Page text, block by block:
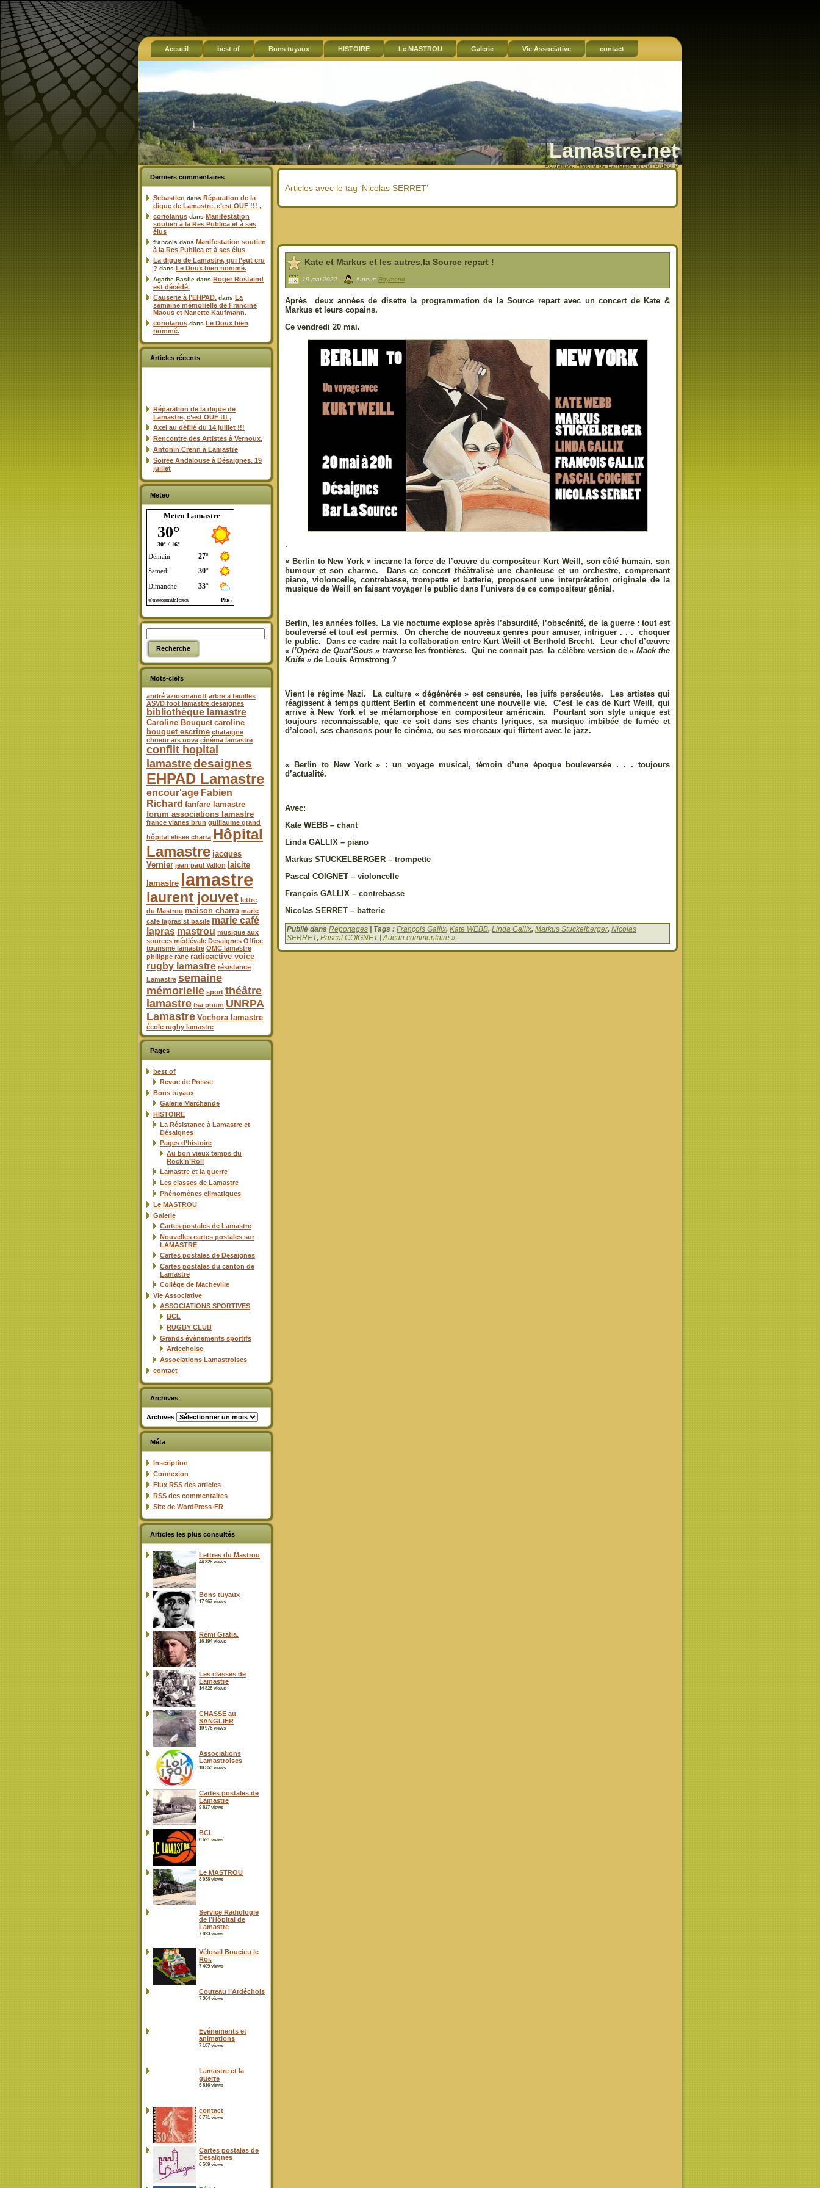
Accueil best of Bons tuyaux HISTOIRE Le MASTROU Galerie Vie Associative contact
Lamastre.net
Actualités, Histoire de Lamastre et de l'Ardèche
Derniers commentaires
Sebastien dans Réparation de la
digue de Lamastre, c’est OUF !!! ,
coriolanus dans Manifestation
soutien à la Res Publica et à ses
élus
francois dans Manifestation soutien
à la Res Publica et à ses élus
La digue de Lamastre, qui l’eut cru
? dans Le Doux bien nommé.
Agathe Basile dans Roger Rostaind
est décédé.
Causerie à l’EHPAD. dans La
semaine mémorielle de Francine
Maous et Nanette Kaufmann.
coriolanus dans Le Doux bien
nommé.
Articles récents
Réparation de la digue de
Lamastre, c’est OUF !!! ,
Axel au défilé du 14 juillet !!!
Rencontre des Artistes à Vernoux.
Antonin Crenn à Lamastre
Soirée Andalouse à Désaignes. 19
juillet
Meteo
Meteo Lamastre
Mots-clefs
andré aziosmanoff arbre a feuilles
ASVD foot lamastre desaignes
bibliothèque lamastre
Caroline Bouquet caroline
bouquet escrime chataigne
choeur ars nova cinéma lamastre
conflit hopital
lamastredesaignes
EHPAD Lamastre
encour'age Fabien
Richard fanfare lamastre
forum associations lamastre
france vianes brun guillaume grand
hôpital elisee charra Hôpital
Lamastre jacques
Vernier jean paul Vallon
laicite
lamastre lamastre
laurent jouvet lettre
du Mastrou maison charra marie
cafe lapras st basile marie café
lapras mastrou musique aux
sources médiévale Desaignes Office
tourisme lamastre OMC lamastre
philippe ranc radioactive voice
rugby lamastre résistance
Lamastre semaine
mémorielle sport théâtre
lamastre tsa poum UNRPA
Lamastre Vochora lamastre
école rugby lamastre
Pages
best of
Revue de Presse
Bons tuyaux
Galerie Marchande
HISTOIRE
La Résistance à Lamastre et
Désaignes
Pages d’histoire
Au bon vieux temps du
Rock’n’Roll
Lamastre et la guerre
Les classes de Lamastre
Phénomènes climatiques
Le MASTROU
Galerie
Cartes postales de Lamastre
Nouvelles cartes postales sur
LAMASTRE
Cartes postales de Desaignes
Cartes postales du canton de
Lamastre
Collège de Macheville
Vie Associative
ASSOCIATIONS SPORTIVES
BCL
RUGBY CLUB
Grands évènements sportifs
Ardechoise
Associations Lamastroises
contact
Archives
Archives
Méta
Inscription
Connexion
Flux RSS des articles
RSS des commentaires
Site de WordPress-FR
Articles les plus consultés
Lettres du Mastrou
44 325 views
Bons tuyaux
17 967 views
Rémi Gratia.
16 194 views
Les classes de
Lamastre
14 828 views
CHASSE au
SANGLIER
10 975 views
Associations
Lamastroises
10 553 views
Cartes postales de
Lamastre
9 627 views
BCL
8 691 views
Le MASTROU
8 038 views
Service Radiologie
de l’Hôpital de
Lamastre
7 823 views
Vélorail Boucieu le
Roi.
7 409 views
Couteau l’Ardéchois
7 304 views
Evénements et
animations
7 107 views
Lamastre et la
guerre
6 816 views
contact
6 771 views
Cartes postales de
Desaignes
6 509 views
Articles avec le tag ‘Nicolas SERRET’
Kate et Markus et les autres,la Source repart !
19 mai 2022 | Auteur: Raymond
Après deux années de disette la programmation de la Source repart avec un concert de Kate &
Markus et leurs copains.
Ce vendredi 20 mai.
.
« Berlin to New York »incarne la force de l’œuvre du compositeur Kurt Weill, son côté humain, son
humour et son charme. Dans ce concert théâtralisé une chanteuse et un orchestre, comprenant
piano, violoncelle, contrebasse, trompette et batterie, proposent une interprétation originale de la
musique de Weill en faisant voyager le public dans l’univers de ce compositeur génial.
Berlin, les années folles. La vie nocturne explose après l’absurdité, l’obscénité, de la guerre : tout est
bouleversé et tout est permis. On cherche de nouveaux genres pour amuser, intriguer . . . choquer
le public. Dans ce cadre nait la collaboration entre Kurt Weill et Berthold Brecht. Leur chef d’œuvre
« l’Opéra de Quat’Sous » traverse les frontières. Qui ne connait pas la célèbre version de « Mack the
Knife » de Louis Armstrong ?
Vient le régime Nazi. La culture « dégénérée » est censurée, les juifs persécutés. Les artistes qui
réagissent à temps quittent Berlin et commencent une nouvelle vie. C’est le cas de Kurt Weill, qui
arrive à New Yorket se métamorphose en compositeur américain. Pourtant son style unique est
toujours reconnaissable, que ce soit dans ses chants lyriques, sa musique imbibée de fumée et
d’alcool, ses chansons pour le cinéma, ou ses morceaux qui flirtent avec le jazz.
« Berlin to New York » : un voyage musical, témoin d’une époque bouleversée . . . toujours
d’actualité.
Avec:
Kate WEBB – chant
Linda GALLIX – piano
Markus STUCKELBERGER – trompette
Pascal COIGNET – violoncelle
François GALLIX – contrebasse
Nicolas SERRET – batterie
Publié dans Reportages | Tags : François Gallix, Kate WEBB, Linda Gallix, Markus Stuckelberger, Nicolas
SERRET, Pascal COIGNET|Aucun commentaire »